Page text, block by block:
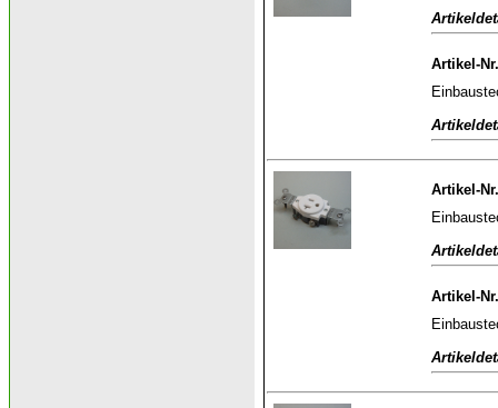
Artikel-
Artikel-
Artikel-